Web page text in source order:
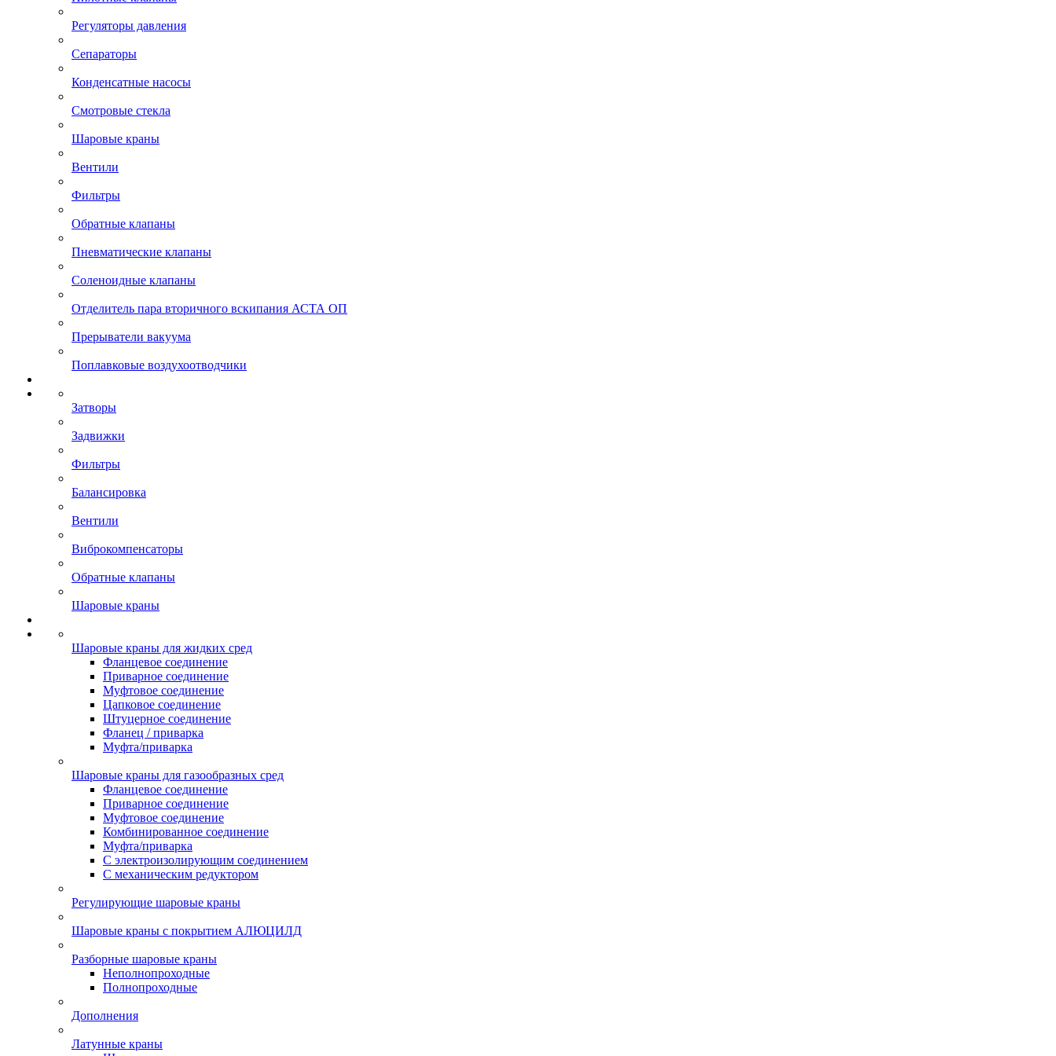
Регуляторы давления
Сепараторы
Конденсатные насосы
Смотровые стекла
Шаровые краны
Вентили
Фильтры
Обратные клапаны
Пневматические клапаны
Соленоидные клапаны
Отделитель пара вторичного вскипания АСТА ОП
Прерыватели вакуума
Поплавковые воздухоотводчики
Затворы
Задвижки
Фильтры
Балансировка
Вентили
Виброкомпенсаторы
Обратные клапаны
Шаровые краны
Шаровые краны для жидких сред
Фланцевое соединение
Приварное соединение
Муфтовое соединение
Цапковое соединение
Штуцерное соединение
Фланец / приварка
Муфта/приварка
Шаровые краны для газообразных сред
Фланцевое соединение
Приварное соединение
Муфтовое соединение
Комбинированное соединение
Муфта/приварка
С электроизолирующим соединением
С механическим редуктором
Регулирующие шаровые краны
Шаровые краны с покрытием АЛЮЦИЛД
Разборные шаровые краны
Неполнопроходные
Полнопроходные
Дополнения
Латунные краны